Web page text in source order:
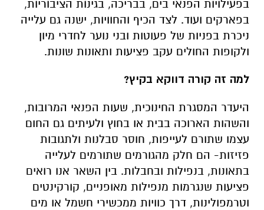
בפעילויות הפנאי בים, בבריכה, בגינות הציבוריות,
בפארקים ועוד. לצד הכיף והחוויות, ישנה גם עלייה
ניכרת בפניות של פעוטות ובני נוער לחדרי מיון
ולקופות החולים עקב פציעות ותאונות שונות.
למה זה קורה דווקא בקיץ?
היעדר המסגרת החינוכית, שעות הפנאי המרובות,
והשהות הארוכה בבית או בחוץ ולעיתים גם החום
עצמו שתורם לעייפות, חוסר סבלנות ולתגובות
פזיזות- הם חלק מהגורמים שתורמים לעלייה
בתאונות, בנפילות ובחבלות. בין השאר אנו רואים
פציעות שנגרמות מנפילות מאופניים, קורקינטים
וטרמפולינות, דרך כוויות ממכשירי חשמל או מים